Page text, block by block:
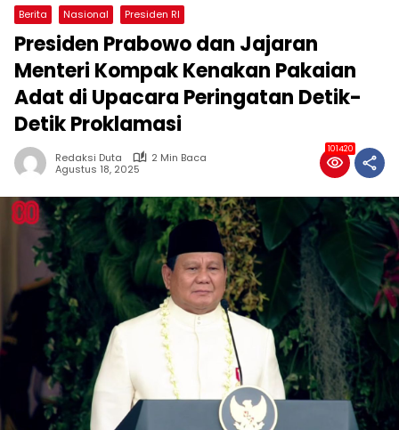
Berita Nasional Presiden RI
Presiden Prabowo dan Jajaran
Menteri Kompak Kenakan Pakaian
Adat di Upacara Peringatan Detik-
Detik Proklamasi
Redaksi Duta
2 Min Baca
Agustus 18, 2025
101420